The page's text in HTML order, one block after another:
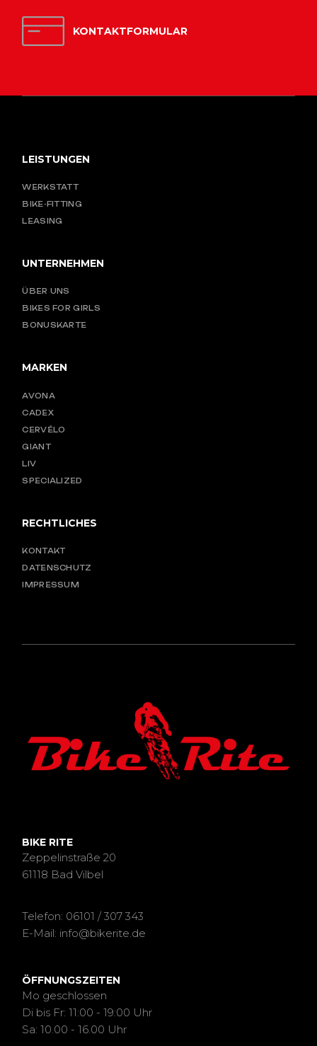
KONTAKTFORMULAR
LEISTUNGEN
WERKSTATT
BIKE-FITTING
LEASING
UNTERNEHMEN
ÜBER UNS
BIKES FOR GIRLS
BONUSKARTE
MARKEN
AVONA
CADEX
CERVÉLO
GIANT
LIV
SPECIALIZED
RECHTLICHES
KONTAKT
DATENSCHUTZ
IMPRESSUM
BIKE RITE
Zeppelinstraße 20
61118 Bad Vilbel
Telefon: 06101 / 307 343
E-Mail: info@bikerite.de
ÖFFNUNGSZEITEN
Mo geschlossen
Di bis Fr: 11:00 - 19:00 Uhr
Sa: 10.00 - 16.00 Uhr